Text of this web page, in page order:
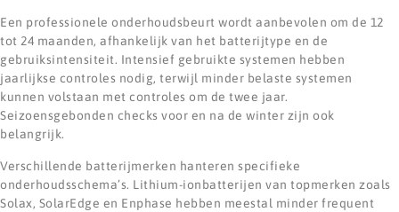
Een professionele onderhoudsbeurt wordt aanbevolen om de 12
tot 24 maanden, afhankelijk van het batterijtype en de
gebruiksintensiteit. Intensief gebruikte systemen hebben
jaarlijkse controles nodig, terwijl minder belaste systemen
kunnen volstaan met controles om de twee jaar.
Seizoensgebonden checks voor en na de winter zijn ook
belangrijk.
Verschillende batterijmerken hanteren specifieke
onderhoudsschema’s. Lithium-ionbatterijen van topmerken zoals
Solax, SolarEdge en Enphase hebben meestal minder frequent